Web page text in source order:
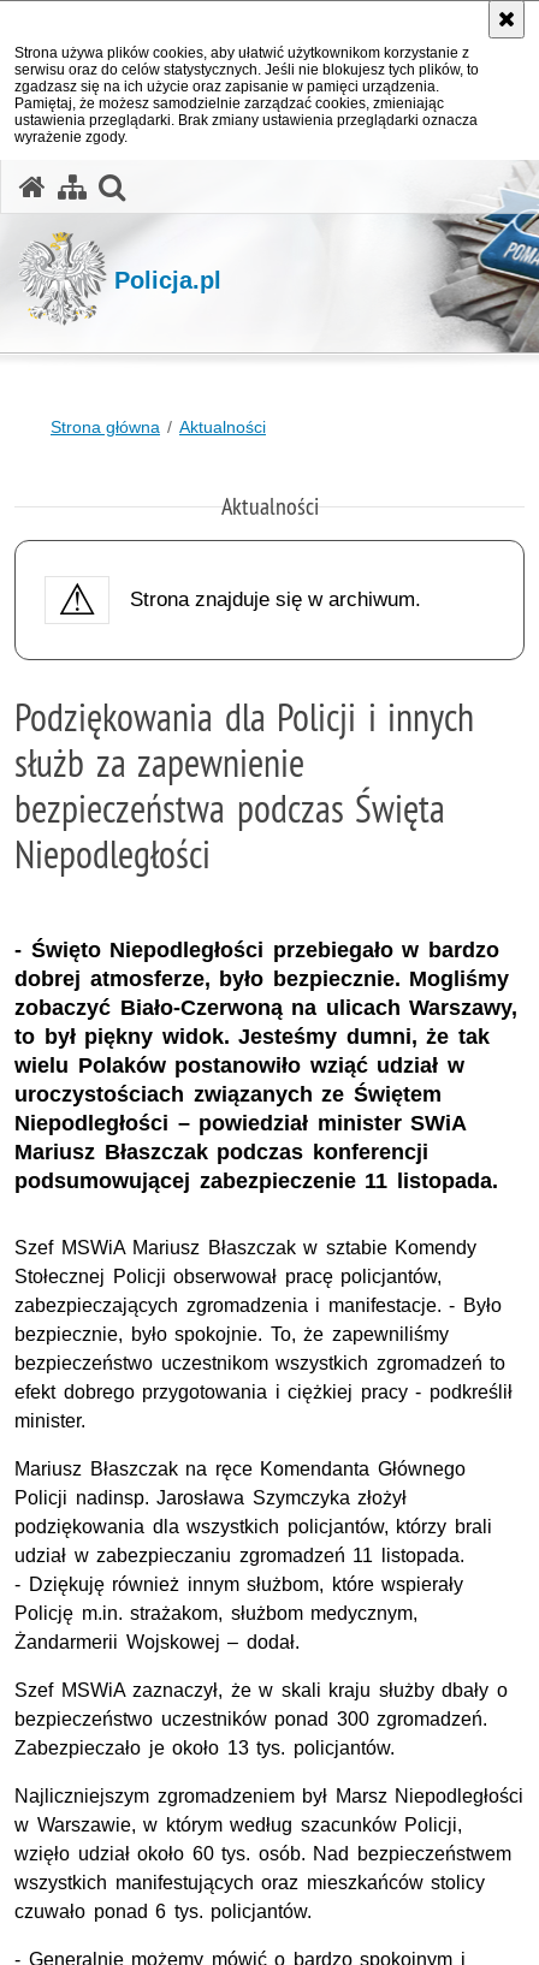
Strona używa plików cookies, aby ułatwić użytkownikom korzystanie z
serwisu oraz do celów statystycznych. Jeśli nie blokujesz tych plików, to
zgadzasz się na ich użycie oraz zapisanie w pamięci urządzenia.
Pamiętaj, że możesz samodzielnie zarządzać cookies, zmieniając
ustawienia przeglądarki. Brak zmiany ustawienia przeglądarki oznacza
wyrażenie zgody.
Policja.pl
Strona główna Aktualności
Aktualności
Strona znajduje się w archiwum.
Podziękowania dla Policji i innych
służb za zapewnienie
bezpieczeństwa podczas Święta
Niepodległości
- Święto Niepodległości przebiegało w bardzo
dobrej atmosferze, było bezpiecznie. Mogliśmy
zobaczyć Biało-Czerwoną na ulicach Warszawy,
to był piękny widok. Jesteśmy dumni, że tak
wielu Polaków postanowiło wziąć udział w
uroczystościach związanych ze Świętem
Niepodległości – powiedział minister SWiA
Mariusz Błaszczak podczas konferencji
podsumowującej zabezpieczenie 11 listopada.
Szef MSWiA Mariusz Błaszczak w sztabie Komendy
Stołecznej Policji obserwował pracę policjantów,
zabezpieczających zgromadzenia i manifestacje. - Było
bezpiecznie, było spokojnie. To, że zapewniliśmy
bezpieczeństwo uczestnikom wszystkich zgromadzeń to
efekt dobrego przygotowania i ciężkiej pracy - podkreślił
minister.
Mariusz Błaszczak na ręce Komendanta Głównego
Policji nadinsp. Jarosława Szymczyka złożył
podziękowania dla wszystkich policjantów, którzy brali
udział w zabezpieczaniu zgromadzeń 11 listopada.
- Dziękuję również innym służbom, które wspierały
Policję m.in. strażakom, służbom medycznym,
Żandarmerii Wojskowej – dodał.
Szef MSWiA zaznaczył, że w skali kraju służby dbały o
bezpieczeństwo uczestników ponad 300 zgromadzeń.
Zabezpieczało je około 13 tys. policjantów.
Najliczniejszym zgromadzeniem był Marsz Niepodległości
w Warszawie, w którym według szacunków Policji,
wzięło udział około 60 tys. osób. Nad bezpieczeństwem
wszystkich manifestujących oraz mieszkańców stolicy
czuwało ponad 6 tys. policjantów.
- Generalnie możemy mówić o bardzo spokojnym i